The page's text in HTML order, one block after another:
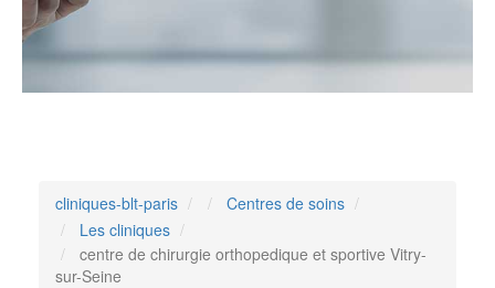
cliniques-blt-paris / Centres de soins /
Les cliniques /
centre de chirurgie orthopedique et sportive Vitry-
sur-Seine